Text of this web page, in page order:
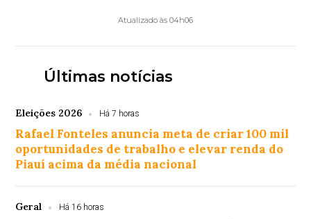
Atualizado às 04h06
Últimas notícias
Eleições 2026 Há 7 horas
Rafael Fonteles anuncia meta de criar 100 mil
oportunidades de trabalho e elevar renda do
Piauí acima da média nacional
Geral Há 16 horas